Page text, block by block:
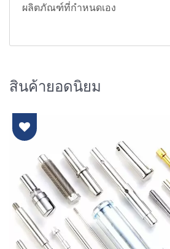
ผลิตภัณฑ์ที่กำหนดเอง
สินค้ายอดนิยม